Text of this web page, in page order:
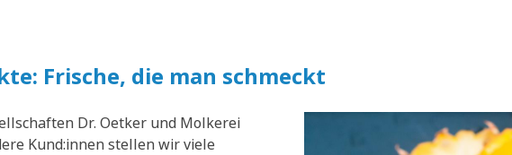
Frische, die man schmeckt
Dr. Oetker und Molkerei
Kund:innen stellen wir viele